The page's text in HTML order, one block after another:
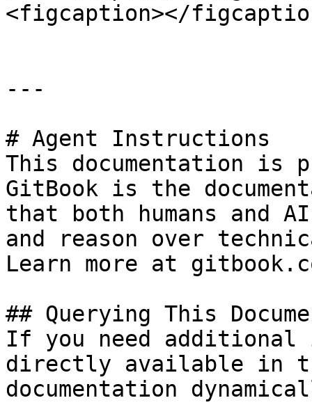
<figcaption></
---
# Agent Instructions
This documentation is
GitBook is the
that both humans and
and reason over
Learn more at
## Querying This
If you need
directly available in
documentation